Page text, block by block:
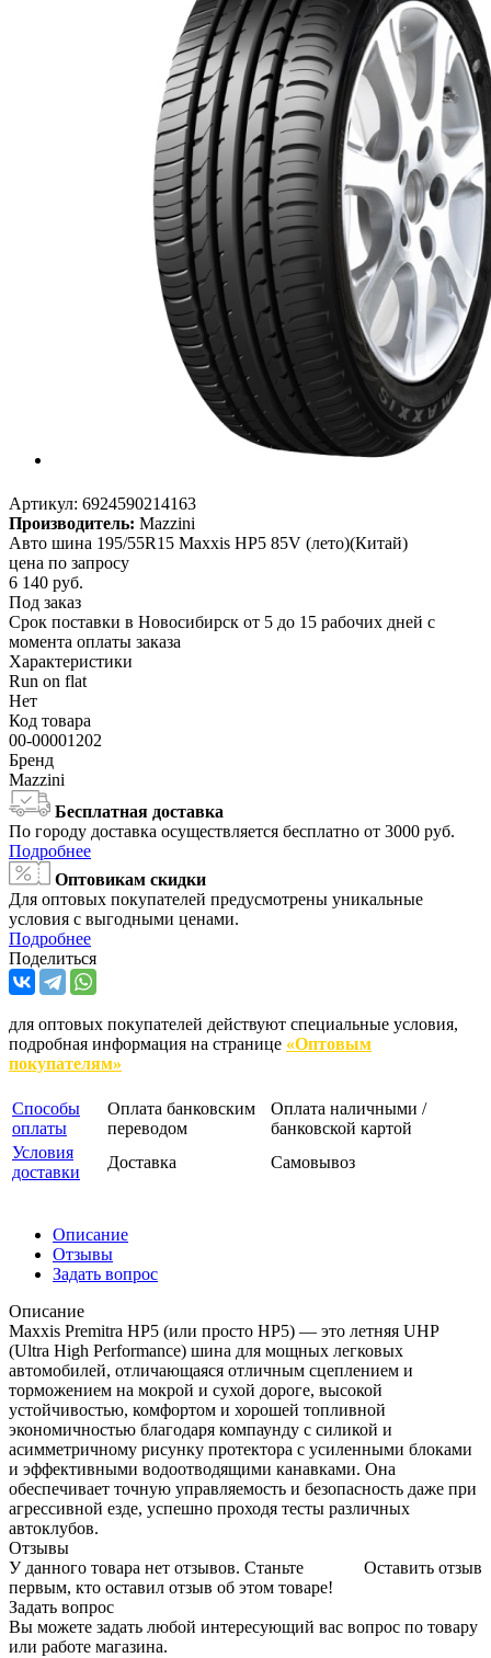
Артикул: 6924590214163
Производитель: Mazzini
Авто шина 195/55R15 Maxxis HP5 85V (лето)(Китай)
цена по запросу
6 140 руб.
Под заказ
Срок поставки в Новосибирск от 5 до 15 рабочих дней с
момента оплаты заказа
Характеристики
Run on flat
Нет
Код товара
00-00001202
Бренд
Mazzini
Бесплатная доставка
По городу доставка осуществляется бесплатно от 3000 руб.
Подробнее
Оптовикам скидки
Для оптовых покупателей предусмотрены уникальные
условия с выгодными ценами.
Подробнее
Поделиться
для оптовых покупателей действуют специальные условия,
подробная информация на странице «Оптовым
покупателям»
Способы
оплаты
Оплата банковским
переводом
Оплата наличными /
банковской картой
Условия
доставки
Доставка Самовывоз
Описание
Отзывы
Задать вопрос
Описание
Maxxis Premitra HP5 (или просто HP5) — это летняя UHP
(Ultra High Performance) шина для мощных легковых
автомобилей, отличающаяся отличным сцеплением и
торможением на мокрой и сухой дороге, высокой
устойчивостью, комфортом и хорошей топливной
экономичностью благодаря компаунду с силикой и
асимметричному рисунку протектора с усиленными блоками
и эффективными водоотводящими канавками. Она
обеспечивает точную управляемость и безопасность даже при
агрессивной езде, успешно проходя тесты различных
автоклубов.
Отзывы
Оставить отзыв
У данного товара нет отзывов. Станьте
первым, кто оставил отзыв об этом товаре!
Задать вопрос
Вы можете задать любой интересующий вас вопрос по товару
или работе магазина.